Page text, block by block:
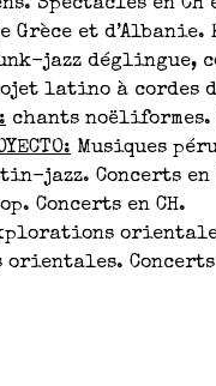
Spectacles en CH
Grèce et
jazz déglingue,
latino à cordes
chants noëliformes.
Musiques
jazz. Concerts en
Concerts en CH.
Concerts